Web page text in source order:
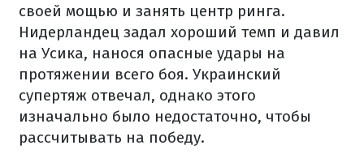
своей мощью и занять центр ринга.
Нидерландец задал хороший темп и давил
на Усика, нанося опасные удары на
протяжении всего боя. Украинский
супертяж отвечал, однако этого
изначально было недостаточно, чтобы
рассчитывать на победу.